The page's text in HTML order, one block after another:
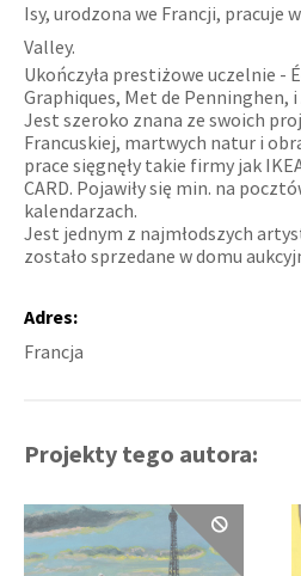
Isy, urodzona we Francji, pracuje
Valley.
Ukończyła prestiżowe uczelnie -
Graphiques, Met de Penninghen,
Jest szeroko znana ze swoich
Francuskiej, martwych natur i
prace sięgnęły takie firmy jak
CARD. Pojawiły się min. na
kalendarzach.
Jest jednym z najmłodszych
zostało sprzedane w domu
Adres:
Francja
Projekty tego autora: